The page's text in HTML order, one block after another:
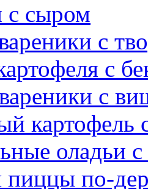
с сыром
с
с
с
картофель
оладьи
пиццы по-